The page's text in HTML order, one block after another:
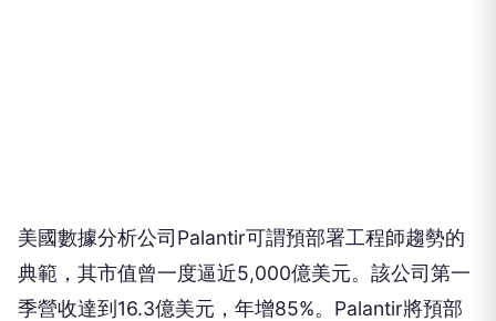
美國數據分析公司Palantir可謂預部署工程師趨勢的
典範，其市值曾一度逼近5,000億美元。該公司第一
季營收達到16.3億美元，年增85%。Palantir將預部